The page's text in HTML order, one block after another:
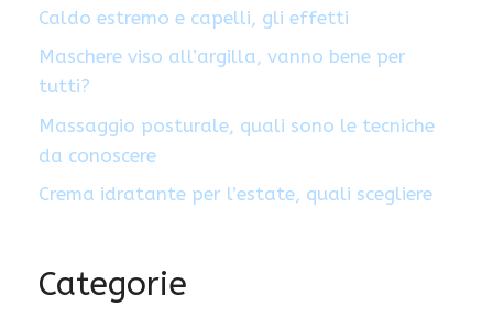
Caldo estremo e capelli, gli effetti
Maschere viso all’argilla, vanno bene per
tutti?
Massaggio posturale, quali sono le tecniche
da conoscere
Crema idratante per l’estate, quali scegliere
Categorie